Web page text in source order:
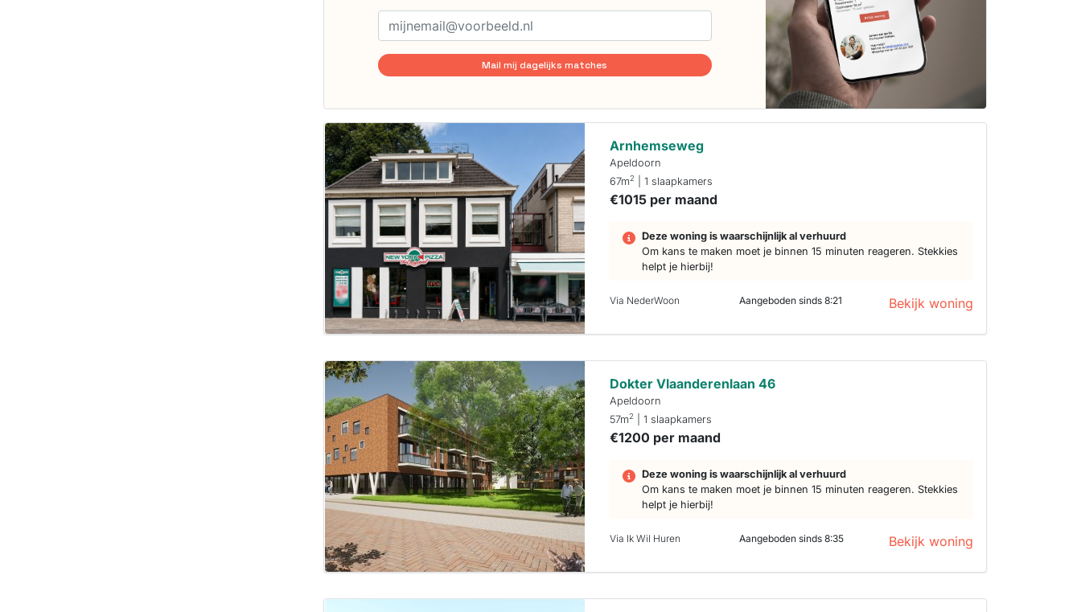
Mail mij dagelijks matches
Arnhemseweg
Apeldoorn
67m2 | 1 slaapkamers
€1015 per maand
Deze woning is waarschijnlijk al verhuurd
Om kans te maken moet je binnen 15 minuten reageren. Stekkies
helpt je hierbij!
Via NederWoon Aangeboden sinds 8:21 Bekijk woning
Dokter Vlaanderenlaan 46
Apeldoorn
57m2 | 1 slaapkamers
€1200 per maand
Deze woning is waarschijnlijk al verhuurd
Om kans te maken moet je binnen 15 minuten reageren. Stekkies
helpt je hierbij!
Via Ik Wil Huren Aangeboden sinds 8:35 Bekijk woning